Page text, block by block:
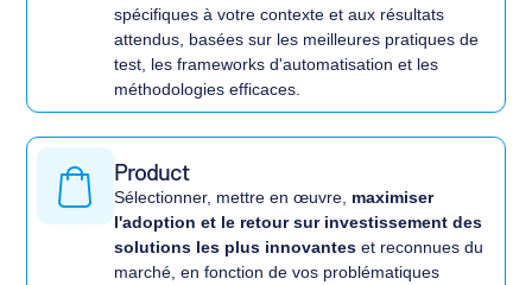
spécifiques à votre contexte et aux résultats
attendus, basées sur les meilleures pratiques de
test, les frameworks d'automatisation et les
méthodologies efficaces.
Product
Sélectionner, mettre en œuvre, maximiser
l'adoption et le retour sur investissement des
solutions les plus innovantes et reconnues du
marché, en fonction de vos problématiques